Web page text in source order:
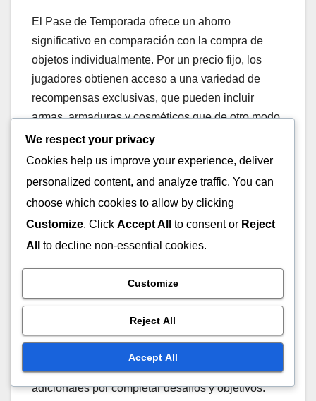
El Pase de Temporada ofrece un ahorro
significativo en comparación con la compra de
objetos individualmente. Por un precio fijo, los
jugadores obtienen acceso a una variedad de
recompensas exclusivas, que pueden incluir
armas, armaduras y cosméticos que de otro modo
requerirían compras por separado.
Típicamente, el Pase de Temporada tiene un
costo de adquirir objetos similares a través de
compras en el juego. Esto lo convierte en una
opción atractiva para los jugadores que buscan
maximizar su inversión en el juego.
Además, el Pase de Temporada recompensa a los
temporada, proporcionando bonificaciones
adicionales por completar desafíos y objetivos.
We respect your privacy
Cookies help us improve your experience, deliver
personalized content, and analyze traffic. You can
choose which cookies to allow by clicking
Customize. Click Accept All to consent or Reject
All
to decline non-essential cookies.
Customize
Reject All
Accept All